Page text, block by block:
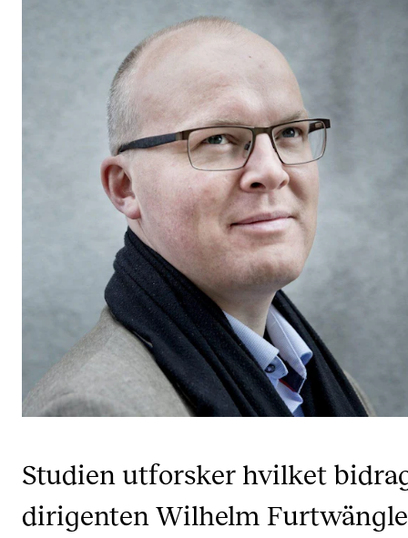
STUDENTLIV
Søknad og opptak
Studentutvalet SUT (student.nmh.no)
FORSKNING
CERM
CREMAH
Prosjekter
Publikasjoner
Studien utforsker hvilket
dirigenten Wilhelm